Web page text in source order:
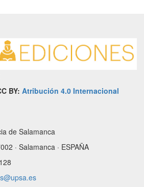
BY: Atribución 4.0 Internacional
de Salamanca
· Salamanca · ESPAÑA